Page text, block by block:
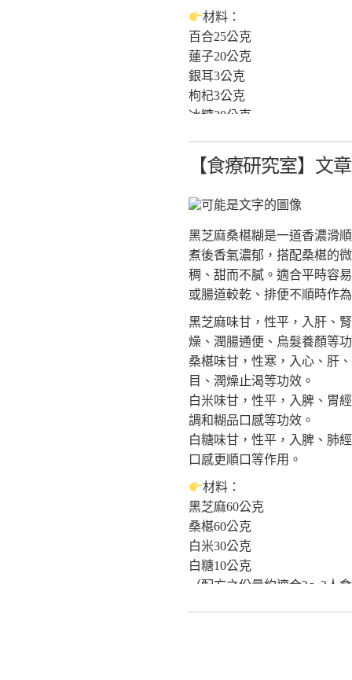
作者:辛海、王永榮
出版:睿其書房
《更多食品健康資訊分享》
食療研究室
https://fo93316.wixsite.com/
https://reurl.cc/praNN4
http://rcfb.bioagri.ntu.edu.tw/
https://reurl.cc/x6Z7zN
https://www.ncfser.ntu.edu.tw/
全球健康促進產學聯盟
https://reurl.cc/GAWlly
材料：
百合25公克
蓮子20公克
銀耳3公克
枸杞3公克
冰糖20公克
作法：
子洗淨泡軟。
3.加入百合、枸杞與冰糖，再
功效： 養心安神，滋陰潤
《本草綱目》對症藥膳-不生
作者:辛海、王永榮
出版:睿其書房
《更多食品健康資訊分享》
食療研究室
https://fo93316.wixsite.com/
https://reurl.cc/praNN4
台大食品與生物分子研究中心
http://rcfb.bioagri.ntu.edu.tw/
https://reurl.cc/x6Z7zN
國家食品安全教育暨研究中心
https://www.ncfser.ntu.edu.tw/
https://reurl.cc/WvdGek
全球健康促進產學聯盟
【食療研究室】文
黑芝麻桑椹糊是一道香濃滑
煮後香氣濃郁，搭配桑椹的
稠、甜而不膩。適合平時容
或腸道較乾、排便不順時作
黑芝麻味甘，性平，入肝、
燥、潤腸通便、烏髮養顏等
桑椹味甘，性寒，入心、肝
目、潤燥止渴等功效。
白米味甘，性平，入脾、胃
調和糊品口感等功效。
白糖味甘，性平，入脾、肺
口感更順口等作用。
材料：
黑芝麻60公克
桑椹60公克
白米30公克
白糖10公克
（配方之份量約適合2～3人
作法：